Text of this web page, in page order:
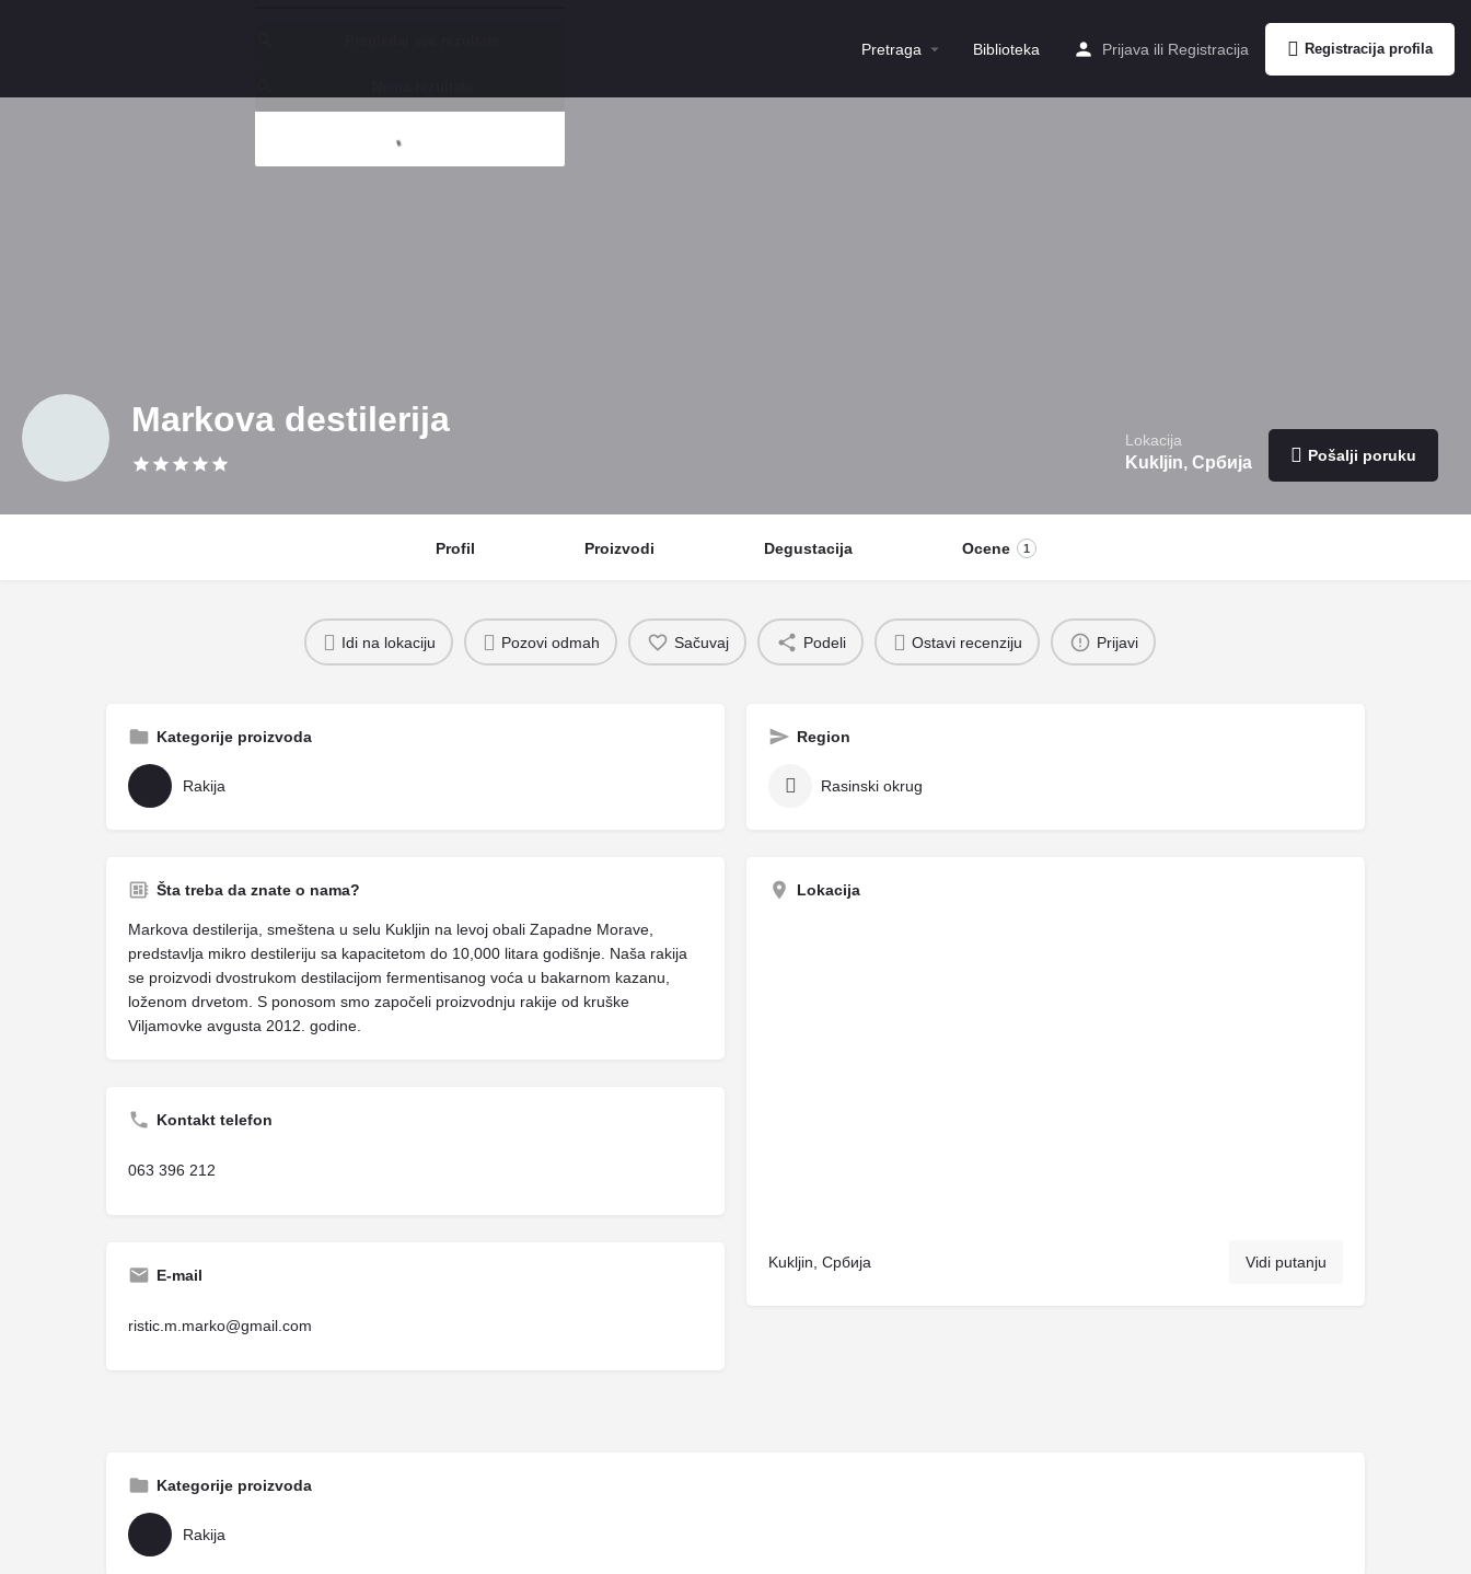
Pretraga Biblioteka Prijava ili Registracija Registracija profila
Markova destilerija
Lokacija
Kukljin, Србија Pošalji poruku
Profil Proizvodi Degustacija Ocene 1
Idi na lokaciju Pozovi odmah Sačuvaj Podeli Ostavi recenziju Prijavi
Kategorije proizvoda
Rakija
Šta treba da znate o nama?
Markova destilerija, smeštena u selu Kukljin na levoj obali Zapadne Morave,
predstavlja mikro destileriju sa kapacitetom do 10,000 litara godišnje. Naša rakija
se proizvodi dvostrukom destilacijom fermentisanog voća u bakarnom kazanu,
loženom drvetom. S ponosom smo započeli proizvodnju rakije od kruške
Viljamovke avgusta 2012. godine.
Kontakt telefon
063 396 212
E-mail
ristic.m.marko@gmail.com
Region
Rasinski okrug
Lokacija
Kukljin, Србија Vidi putanju
Kategorije proizvoda
Rakija